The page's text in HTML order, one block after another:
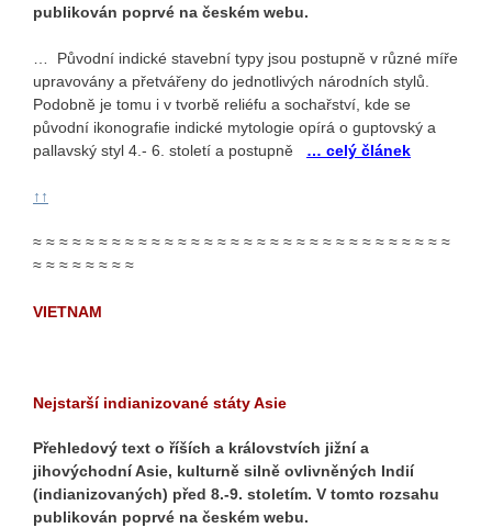
publikován poprvé na českém webu.
… Původní indické stavební typy jsou postupně v různé míře
upravovány a přetvářeny do jednotlivých národních stylů.
Podobně je tomu i v tvorbě reliéfu a sochařství, kde se
původní ikonografie indické mytologie opírá o guptovský a
pallavský styl 4.- 6. století a postupně … celý článek
↑↑
≈ ≈ ≈ ≈ ≈ ≈ ≈ ≈ ≈ ≈ ≈ ≈ ≈ ≈ ≈ ≈ ≈ ≈ ≈ ≈ ≈ ≈ ≈ ≈ ≈ ≈ ≈ ≈ ≈ ≈ ≈ ≈
≈ ≈ ≈ ≈ ≈ ≈ ≈ ≈
VIETNAM
Nejstarší indianizované státy Asie
Přehledový text o říších a královstvích jižní a
jihovýchodní Asie, kulturně silně ovlivněných Indií
(indianizovaných) před 8.-9. stoletím. V tomto rozsahu
publikován poprvé na českém webu.